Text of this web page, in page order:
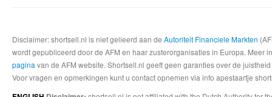
Disclaimer: shortsell.nl is niet gelieerd aan de Autoriteit Financiele Markten
wordt gepubliceerd door de AFM en haar zusterorganisaties in Europa.
pagina van de AFM website. Shortsell.nl geeft geen garanties over de
Voor vragen en opmerkingen kunt u contact opnemen via info apestaartje